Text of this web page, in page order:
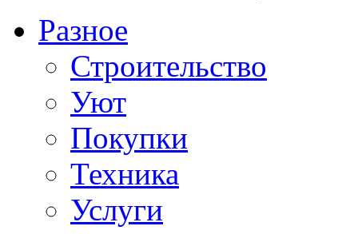
Разное
Строительство
Уют
Покупки
Техника
Услуги